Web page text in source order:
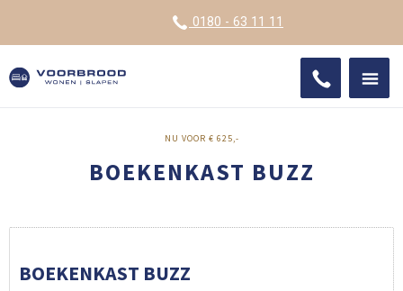
0180 - 63 11 11
BOEKENKAST BUZZ
NU VOOR € 625,-
BOEKENKAST BUZZ